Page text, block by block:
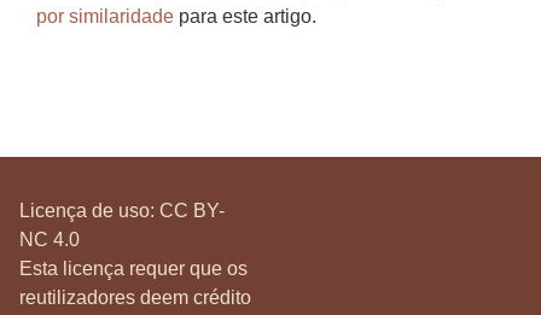
por similaridade para este artigo.
Licença de uso: CC BY-
NC 4.0
Esta licença requer que os
reutilizadores deem crédito